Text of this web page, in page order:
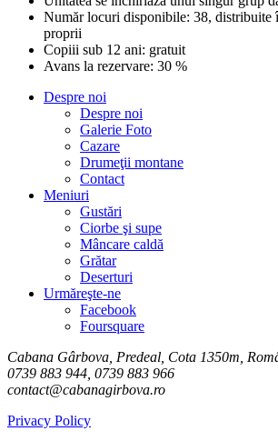
Număr locuri disponibile: 38, distribuite
proprii
Copiii sub 12 ani: gratuit
Avans la rezervare: 30 %
Despre noi
Despre noi
Galerie Foto
Cazare
Drumeţii montane
Contact
Meniuri
Gustări
Ciorbe şi supe
Mâncare caldă
Grătar
Deserturi
Urmăreşte-ne
Facebook
Foursquare
Cabana Gârbova, Predeal, Cota 1350m,
0739 883 944, 0739 883 966
contact@cabanagirbova.ro
Privacy Policy